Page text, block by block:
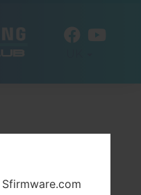
Sfirmware.com